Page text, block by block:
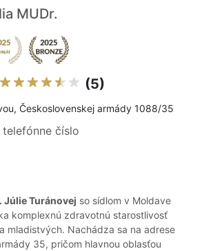
MUDr.
(5)
Československej armády 1088/35
číslo
Júlie Turánovej so sídlom v Moldave
komplexnú zdravotnú starostlivosť
mladistvých. Nachádza sa na adrese
35, pričom hlavnou oblasťou